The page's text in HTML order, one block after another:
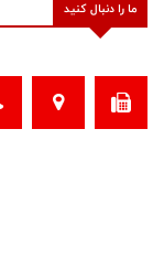
ما را دنبال کنید